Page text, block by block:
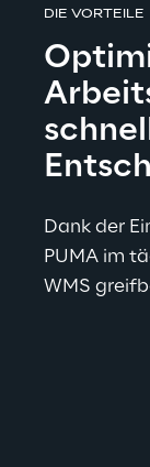
DIE VORTEILE
Dank der
PUMA im
WMS